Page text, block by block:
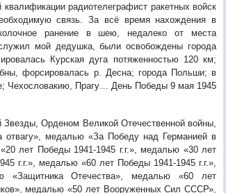
радиотелеграфист ракетных войск
связь. За всё время нахождения в
ранение в шею, недалеко от места
мой дедушка, были освобождены города
Курская дуга потяженностью 120 км;
форсировалась р. Десна; города Польши; в
Чехословакию, Прагу… День Победы 9 мая 1945
Орденом Великой Отечественной войны,
отвагу», медалью «За Победу над Германией в
лет Победы 1941-1945 г.г.», медалью «30 лет
г.г.», медалью «60 лет Победы 1941-1945 г.г.»,
«Защитника Отечества», медалью «60 лет
медалью «50 лет Вооруженных Сил СССР»,